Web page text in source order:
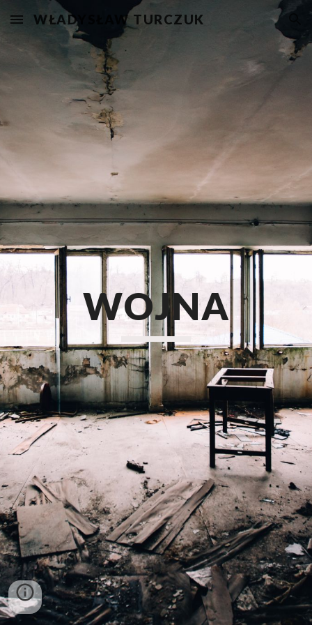
Skip to main content Skip to navigation
WŁADYSŁAW TURCZUK
WOJNA